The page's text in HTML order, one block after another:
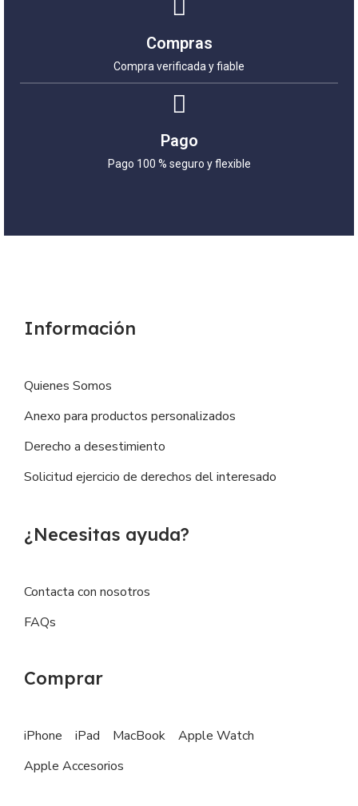
Compras
Compra verificada y fiable
Pago
Pago 100 % seguro y flexible
Información
Quienes Somos
Anexo para productos personalizados
Derecho a desestimiento
Solicitud ejercicio de derechos del interesado
¿Necesitas ayuda?
Contacta con nosotros
FAQs
Comprar
iPhone iPad MacBook
Apple Watch
Apple Accesorios